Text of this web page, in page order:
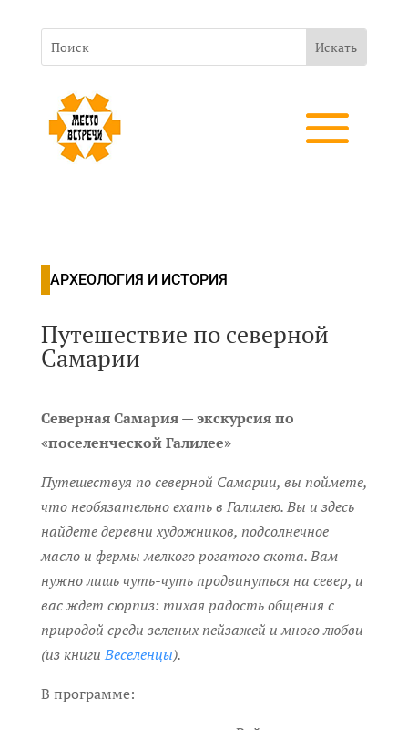
АРХЕОЛОГИЯ И ИСТОРИЯ
Путешествие по северной
Самарии
Северная Самария — экскурсия по
«поселенческой Галилее»
Путешествуя по северной Самарии, вы поймете,
что необязательно ехать в Галилею. Вы и здесь
найдете деревни художников, подсолнечное
масло и фермы мелкого рогатого скота. Вам
нужно лишь чуть-чуть продвинуться на север, и
вас ждет сюрпиз: тихая радость общения с
природой среди зеленых пейзажей и много любви
(из книгиВеселенцы).
В программе: